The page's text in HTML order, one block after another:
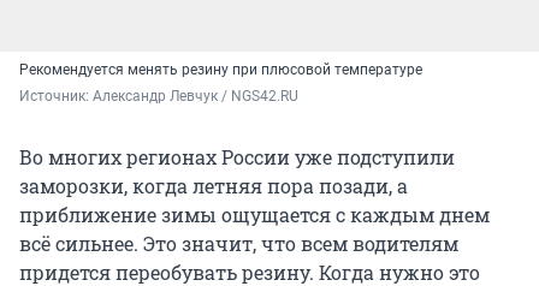
Рекомендуется менять резину при плюсовой температуре
Источник: Александр Левчук / NGS42.RU
Во многих регионах России уже подступили
заморозки, когда летняя пора позади, а
приближение зимы ощущается с каждым днем
всё сильнее. Это значит, что всем водителям
придется переобувать резину. Когда нужно это